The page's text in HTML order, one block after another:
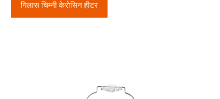
गिलास चिम्नी केरोसिन हीटर